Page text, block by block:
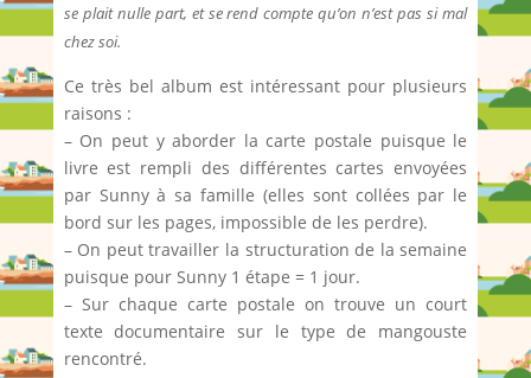
se plait nulle part, et se rend compte qu’on n’est pas si mal
chez soi.
Ce très bel album est intéressant pour plusieurs
raisons :
– On peut y aborder la carte postale puisque le
livre est rempli des différentes cartes envoyées
par Sunny à sa famille (elles sont collées par le
bord sur les pages, impossible de les perdre).
– On peut travailler la structuration de la semaine
puisque pour Sunny 1 étape = 1 jour.
– Sur chaque carte postale on trouve un court
texte documentaire sur le type de mangouste
rencontré.